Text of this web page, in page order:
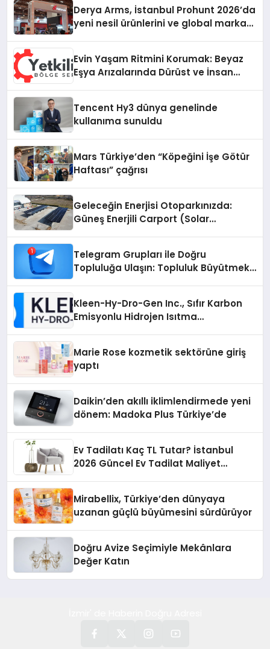
Derya Arms, İstanbul Prohunt 2026’da
yeni nesil ürünlerini ve global marka
Evin Yaşam Ritmini Korumak: Beyaz
Eşya Arızalarında Dürüst ve İnsan
Tencent Hy3 dünya genelinde
kullanıma sunuldu
Mars Türkiye’den “Köpeğini İşe Götür
Haftası” çağrısı
Geleceğin Enerjisi Otoparkınızda:
Güneş Enerjili Carport (Solar
Telegram Grupları ile Doğru
Topluluğa Ulaşın: Topluluk Büyütmek
Kleen-Hy-Dro-Gen Inc., Sıfır Karbon
Emisyonlu Hidrojen Isıtma
Marie Rose kozmetik sektörüne giriş
yaptı
Daikin’den akıllı iklimlendirmede yeni
dönem: Madoka Plus Türkiye’de
Ev Tadilatı Kaç TL Tutar? İstanbul
2026 Güncel Ev Tadilat Maliyet
Mirabellix, Türkiye’den dünyaya
uzanan güçlü büyümesini sürdürüyor
Doğru Avize Seçimiyle Mekânlara
Değer Katın